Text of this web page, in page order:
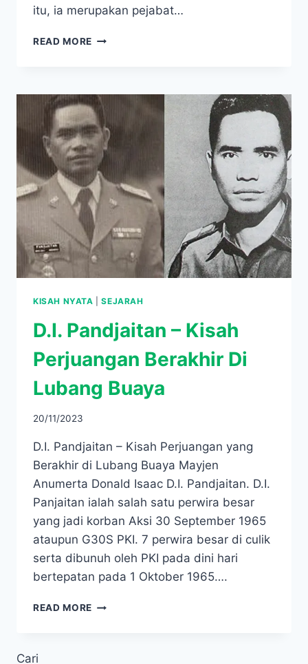
itu, ia merupakan pejabat…
READ MORE KISAH
PERLAWANAN
INDONESIA
KISAH NYATA |SEJARAH
D.I. Pandjaitan – Kisah
Perjuangan Berakhir Di
Lubang Buaya
20/11/2023
D.I. Pandjaitan – Kisah Perjuangan yang
Berakhir di Lubang Buaya Mayjen
Anumerta Donald Isaac D.I. Pandjaitan. D.I.
Panjaitan ialah salah satu perwira besar
yang jadi korban Aksi 30 September 1965
ataupun G30S PKI. 7 perwira besar di culik
serta dibunuh oleh PKI pada dini hari
bertepatan pada 1 Oktober 1965….
READ MORE D.I.
Cari